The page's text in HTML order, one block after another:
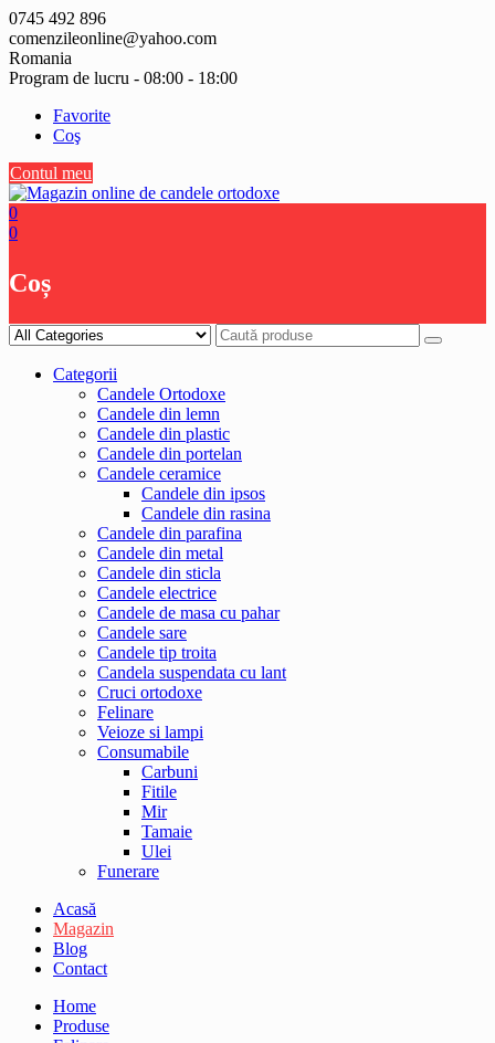
Skip
to
content
0745 492 896
comenzileonline@yahoo.com
Romania
Program de lucru - 08:00 - 18:00
Favorite
Coş
Contul meu
0
0
Coș
Categorii
Candele Ortodoxe
Candele din lemn
Candele din plastic
Candele din portelan
Candele ceramice
Candele din ipsos
Candele din rasina
Candele din parafina
Candele din metal
Candele din sticla
Candele electrice
Candele de masa cu pahar
Candele sare
Candele tip troita
Candela suspendata cu lant
Cruci ortodoxe
Felinare
Veioze si lampi
Consumabile
Carbuni
Fitile
Mir
Tamaie
Ulei
Funerare
Acasă
Magazin
Blog
Contact
Home
Produse